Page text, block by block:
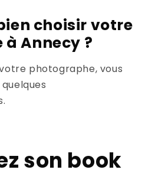
choisir votre
Annecy ?
photographe, vous
son book